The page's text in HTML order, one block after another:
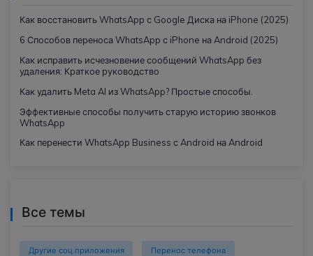
Как восстановить WhatsApp с Google Диска на iPhone (2025)
6 Способов переноса WhatsApp с iPhone на Android (2025)
Как исправить исчезновение сообщений WhatsApp без
удаления: Краткое руководство
Как удалить Meta AI из WhatsApp? Простые способы.
Эффективные способы получить старую историю звонков
WhatsApp
Как перенести WhatsApp Business с Android на Android
Все темы
Другие соц.приложения Перенос телефона